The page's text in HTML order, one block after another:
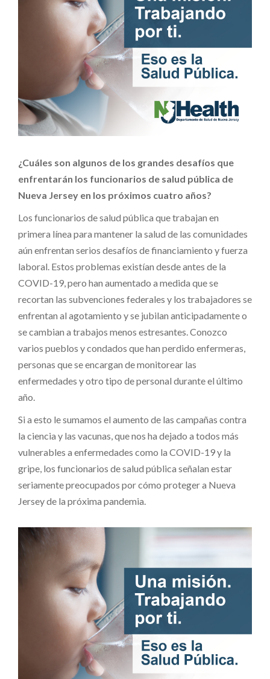
¿Cuáles son algunos de los grandes desafíos que
enfrentarán los funcionarios de salud pública de
Nueva Jersey en los próximos cuatro años?
Los funcionarios de salud pública que trabajan en
primera línea para mantener la salud de las comunidades
aún enfrentan serios desafíos de financiamiento y fuerza
laboral. Estos problemas existían desde antes de la
COVID-19, pero han aumentado a medida que se
recortan las subvenciones federales y los trabajadores se
enfrentan al agotamiento y se jubilan anticipadamente o
se cambian a trabajos menos estresantes. Conozco
varios pueblos y condados que han perdido enfermeras,
personas que se encargan de monitorear las
enfermedades y otro tipo de personal durante el último
año.
Si a esto le sumamos el aumento de las campañas contra
la ciencia y las vacunas, que nos ha dejado a todos más
vulnerables a enfermedades como la COVID-19 y la
gripe, los funcionarios de salud pública señalan estar
seriamente preocupados por cómo proteger a Nueva
Jersey de la próxima pandemia.